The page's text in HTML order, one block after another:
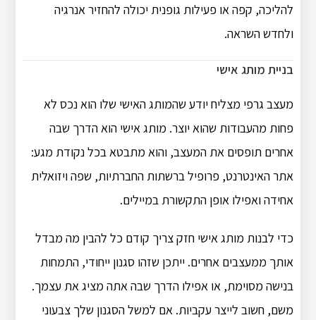
להליכה, קפה או פעילות גופנית יכולה להחזיר אנרגיה
ולחדש השראה.
בניית מותג אישי
מעצב גרפי מצליח יודע שהמותג האישי שלו הוא נכס לא
פחות מהעבודות שהוא יוצר. מותג אישי הוא הדרך שבה
אחרים תופסים את המעצב, והוא מתבטא בכל נקודת מגע:
אתר האינטרנט, פרופיל ברשתות החברתיות, שפה ויזואלית
אחידה ואפילו אופן התקשורת במיילים.
כדי לבנות מותג אישי חזק צריך קודם כל להבין מה מבדל
אותך ממעצבים אחרים. ייתכן שזהו סגנון ייחודי, התמחות
בנישה מסוימת, או אפילו הדרך שבה אתה מציג את עצמך.
משם, חשוב לייצר עקביות. אם למשל הסגנון שלך צבעוני